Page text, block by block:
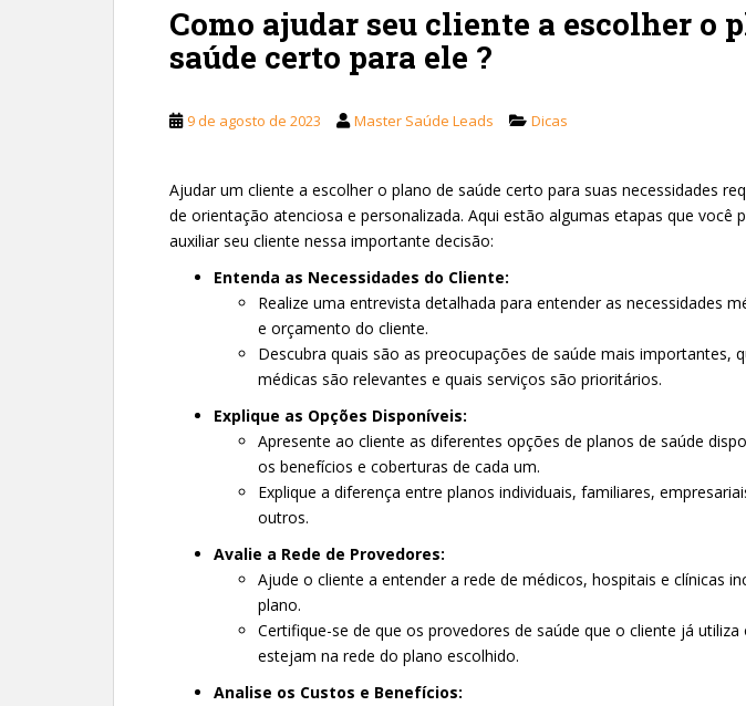
Como ajudar seu cliente a escolher o
saúde certo para ele ?
9 de agosto de 2023 Master Saúde Leads Dicas
Ajudar um cliente a escolher o plano de saúde certo para suas necessidades
de orientação atenciosa e personalizada. Aqui estão algumas etapas que você
auxiliar seu cliente nessa importante decisão:
Entenda as Necessidades do Cliente:
Realize uma entrevista detalhada para entender as necessidades
e orçamento do cliente.
Descubra quais são as preocupações de saúde mais importantes,
médicas são relevantes e quais serviços são prioritários.
Explique as Opções Disponíveis:
Apresente ao cliente as diferentes opções de planos de saúde
os benefícios e coberturas de cada um.
Explique a diferença entre planos individuais, familiares,
outros.
Avalie a Rede de Provedores:
Ajude o cliente a entender a rede de médicos, hospitais e clínicas
plano.
Certifique-se de que os provedores de saúde que o cliente já
estejam na rede do plano escolhido.
Analise os Custos e Benefícios: